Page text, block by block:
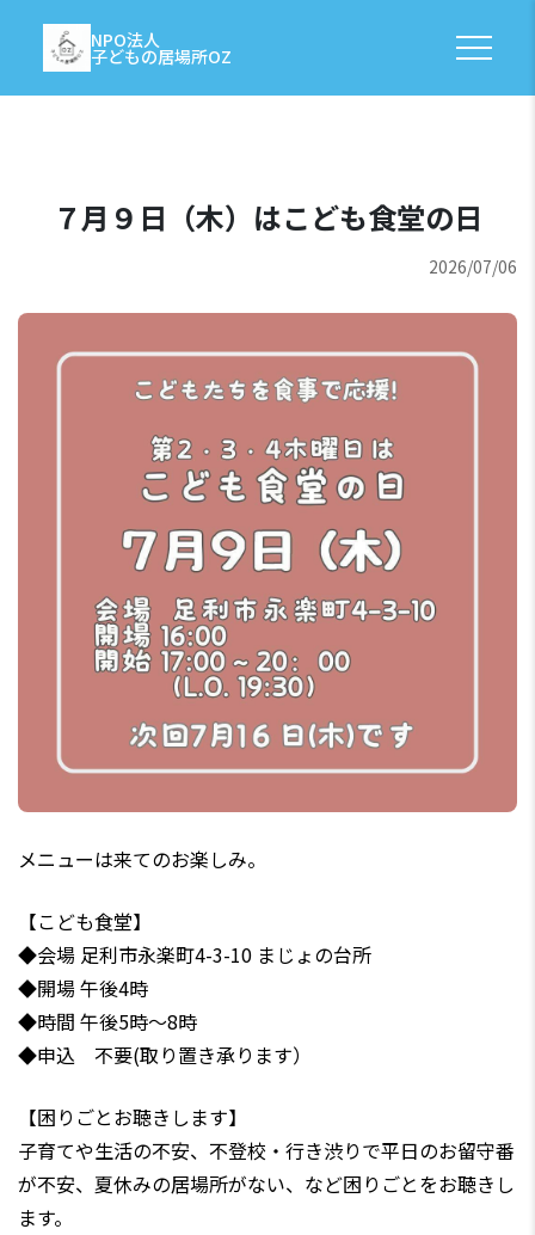
NPO法人
子どもの居場所OZ
７月９日（木）はこども食堂の日
2026/07/06
メニューは来てのお楽しみ。
【こども食堂】
◆会場 足利市永楽町4-3-10 まじょの台所
◆開場 午後4時
◆時間 午後5時～8時
◆申込 不要(取り置き承ります）
【困りごとお聴きします】
子育てや生活の不安、不登校・行き渋りで平日のお留守番
が不安、夏休みの居場所がない、など困りごとをお聴きし
ます。